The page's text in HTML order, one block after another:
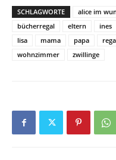
SCHLAGWORTE alice im
bücherregal
eltern ines
lisa
mama papa
wohnzimmer
zwillinge